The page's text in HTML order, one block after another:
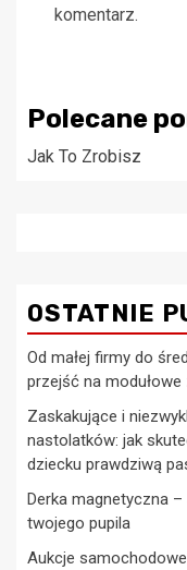
komentarz.
Polecane
Jak To Zrobisz
OSTATNIE
Od małej firmy do
przejść na
Zaskakujące i
nastolatków: jak
dziecku prawdziwą
Derka magnetyczna
twojego pupila
Aukcje